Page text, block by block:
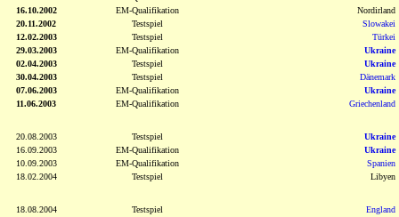
16.10.2002
EM-Qualifikation
Nordirland
20.11.2002
Testspiel
Slowakei
12.02.2003
Testspiel
Türkei
29.03.2003
EM-Qualifikation
Ukraine
02.04.2003
Testspiel
Ukraine
30.04.2003
Testspiel
Dänemark
07.06.2003
EM-Qualifikation
Ukraine
11.06.2003
EM-Qualifikation Griechenland
20.08.2003 Testspiel
Ukraine
16.09.2003
EM-Qualifikation
Ukraine
10.09.2003
EM-Qualifikation
Spanien
18.02.2004
Testspiel Libyen
18.08.2004 Testspiel
England